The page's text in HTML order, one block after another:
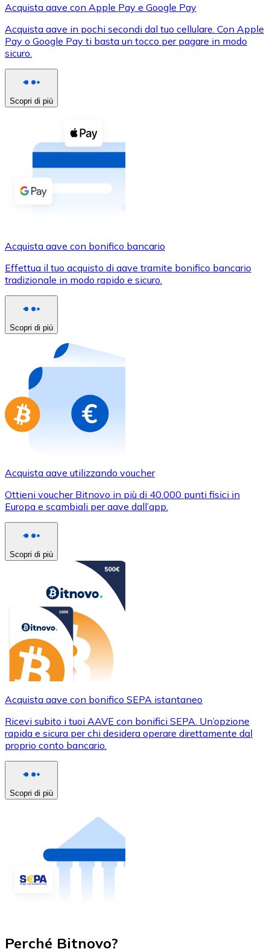
XRP
XRP
Vedi tutto
Buoni cripto
Acquista criptovalute in contanti e altri mezzi di
Acquista con contanti
Bonifico SEPA
Usa le carte Visa e Mastercard per acquistare
Acquista con carta
Acquista gift card dei tuoi marchi preferiti con
Vai al negozio di carte regalo
Acquista aave con Apple Pay e Google Pay
Acquista aave in pochi secondi dal tuo cellulare. Con Apple
Pay o Google Pay ti basta un tocco per pagare in modo
sicuro.
Scopri di più
Acquista aave con bonifico bancario
Effettua il tuo acquisto di aave tramite bonifico bancario
tradizionale in modo rapido e sicuro.
Scopri di più
Acquista aave utilizzando voucher
Ottieni voucher Bitnovo in più di 40.000 punti fisici in
Europa e scambiali per aave dall’app.
Scopri di più
Acquista aave con bonifico SEPA istantaneo
Ricevi subito i tuoi AAVE con bonifici SEPA. Un’opzione
rapida e sicura per chi desidera operare direttamente dal
proprio conto bancario.
Scopri di più
Perché Bitnovo?